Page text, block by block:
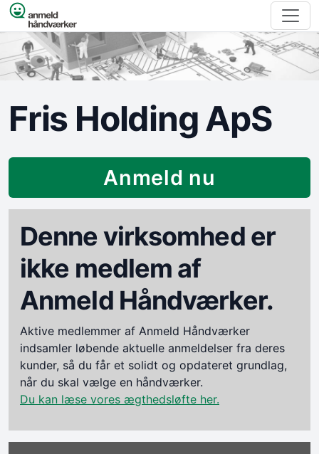
Spring til indhold
Fris Holding ApS
Anmeld nu
Denne virksomhed er
ikke medlem af
Anmeld Håndværker.
Aktive medlemmer af Anmeld Håndværker
indsamler løbende aktuelle anmeldelser fra deres
kunder, så du får et solidt og opdateret grundlag,
når du skal vælge en håndværker.
Du kan læse vores ægthedsløfte her.